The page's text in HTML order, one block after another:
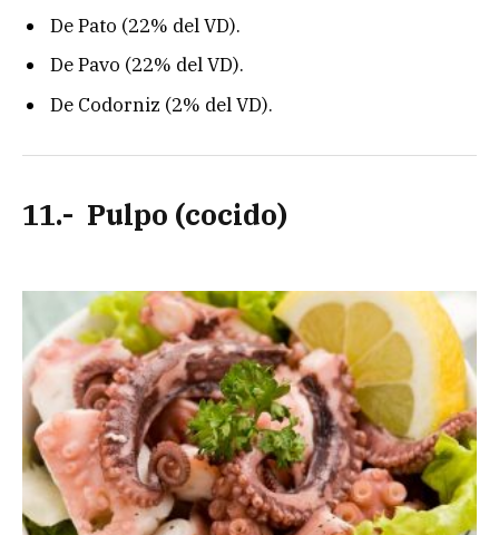
De Pato (22% del VD).
De Pavo (22% del VD).
De Codorniz (2% del VD).
11.- Pulpo (cocido)